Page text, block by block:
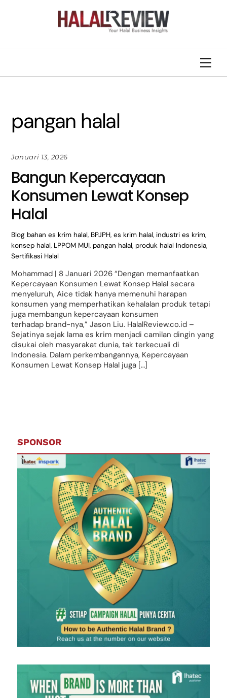
pangan halal
Januari 13, 2026
Bangun Kepercayaan
Konsumen Lewat Konsep
Halal
Blog bahan es krim halal, BPJPH,es krim halal, industri es krim,
konsep halal, LPPOM MUI, pangan halal, produk halal Indonesia,
Sertifikasi Halal
Mohammad | 8 Januari 2026 “Dengan memanfaatkan
Kepercayaan Konsumen Lewat Konsep Halal secara
menyeluruh, Aice tidak hanya memenuhi harapan
konsumen yang memperhatikan kehalalan produk tetapi
juga membangun kepercayaan konsumen
terhadap brand-nya,” Jason Liu. HalalReview.co.id –
Sejatinya sejak lama es krim menjadi camilan dingin yang
disukai oleh masyarakat dunia, tak terkecuali di
Indonesia. Dalam perkembangannya, Kepercayaan
Konsumen Lewat Konsep Halal juga […]
SPONSOR
To
Top